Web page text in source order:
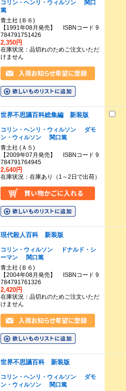
コリン・ヘンリ・ウィルソン
関口
篤
青土社 (Ｂ６)
【1991年08月発売】 ISBNコード 9
784791751426
2,350円
在庫状況：品切れのためご注文いただ
けません
世界不思議百科総集編 新装版
コリン・ヘンリ・ウィルソン
ダモ
ン・ウィルソン
関口篤
青土社 (Ａ５)
【2009年07月発売】 ISBNコード 9
784791764945
2,640円
在庫状況：在庫あり（1～2日で出荷）
現代殺人百科 新装版
コリン・ウィルソン
ドナルド・シ
ーマン
関口篤
青土社 (Ｂ６)
【2004年08月発売】 ISBNコード 9
784791761326
2,420円
在庫状況：品切れのためご注文いただ
けません
世界不思議百科 新装版
コリン・ヘンリ・ウィルソン
ダモ
ン・ウィルソン
関口篤